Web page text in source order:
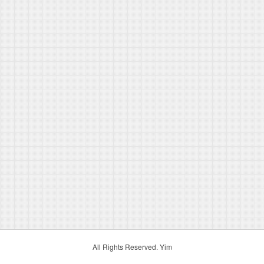
All Rights Reserved. Yim